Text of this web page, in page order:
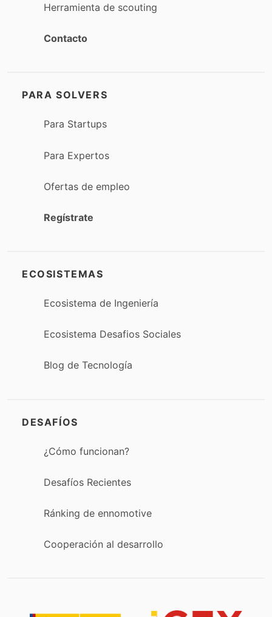
Herramienta de scouting
Contacto
PARA SOLVERS
Para Startups
Para Expertos
Ofertas de empleo
Regístrate
ECOSISTEMAS
Ecosistema de Ingeniería
Ecosistema Desafios Sociales
Blog de Tecnología
DESAFÍOS
¿Cómo funcionan?
Desafíos Recientes
Ránking de ennomotive
Cooperación al desarrollo